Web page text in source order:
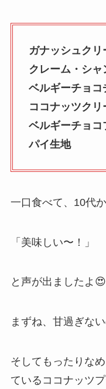
ガナッシュクリ
クレーム・シャ
ベルギーチョコ
ココナッツク
ベルギーチョコ
パイ生地
一口食べて、10代
「美味しい〜！」
と声が出ましたよ😍
まずね、甘過ぎない
そしてもったりな
ているココナッツ